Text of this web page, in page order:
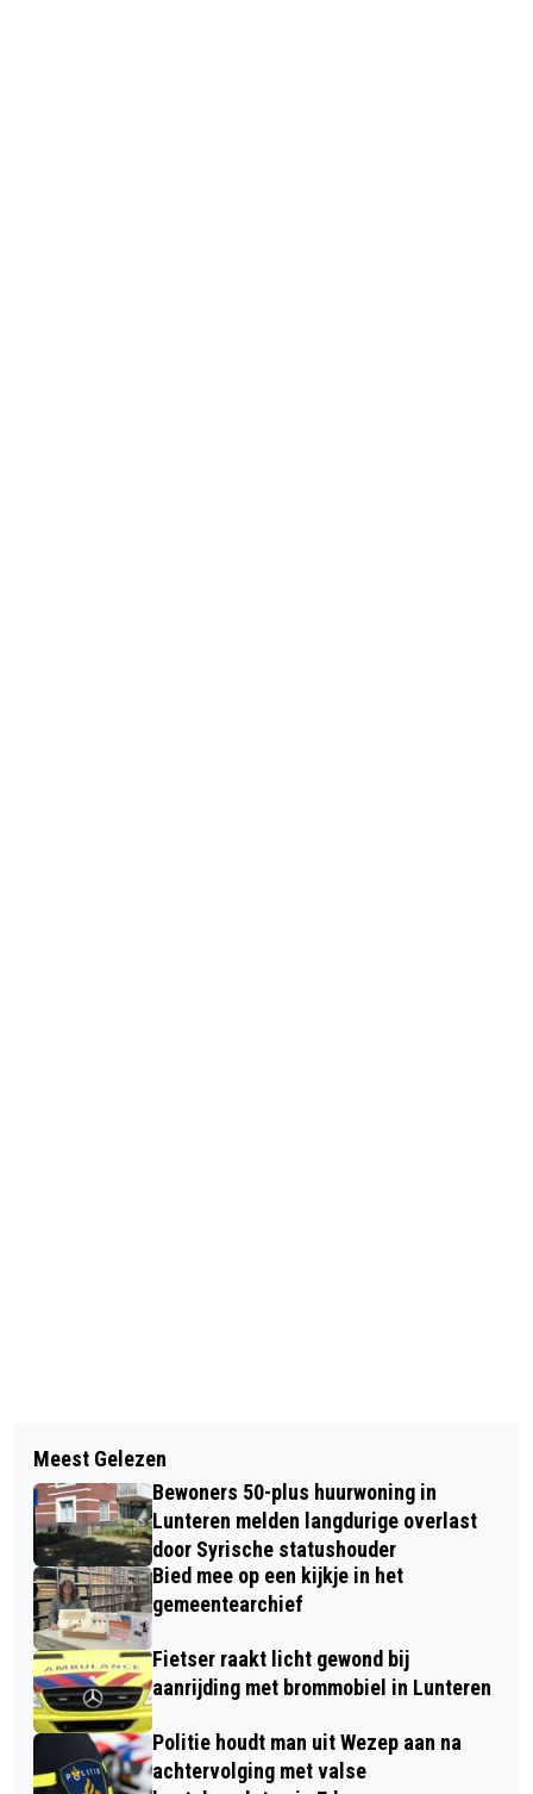
INFORMATIEAVOND VOOR
MANTELZORGERS
VERKIEZINGSUITSLAG PROVINCIALE
STATEN: GELDERLAND KRIJGT 36
NIEUWE STATENLEDEN
Meest Gelezen
Bewoners 50-plus huurwoning in
Lunteren melden langdurige overlast
door Syrische statushouder
Bied mee op een kijkje in het
gemeentearchief
Fietser raakt licht gewond bij
aanrijding met brommobiel in Lunteren
Politie houdt man uit Wezep aan na
achtervolging met valse